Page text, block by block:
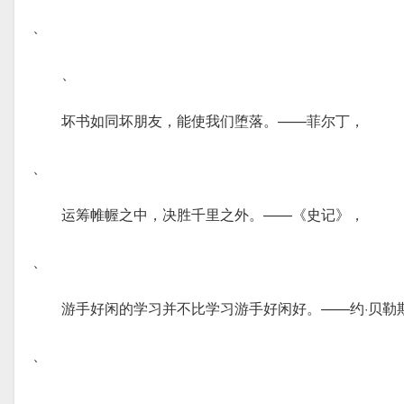
、
、
坏书如同坏朋友，能使我们堕落。——菲尔丁，
、
运筹帷幄之中，决胜千里之外。——《史记》，
、
游手好闲的学习并不比学习游手好闲好。——约·贝勒
、